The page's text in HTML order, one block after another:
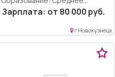
профессиональное
образование..
качественное проведение
Зарплата: от 80 000 руб.
г Новокузнецк